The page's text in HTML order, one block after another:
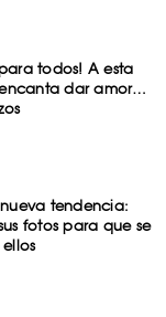
todos! A esta
dar amor…
tendencia:
fotos para que se